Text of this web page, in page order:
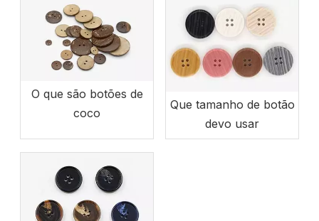
O que são botões de
coco
Que tamanho de botão
devo usar